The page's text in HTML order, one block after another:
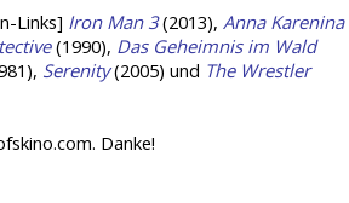
Links] Iron Man 3(2013), Anna Karenina
(1990), Das Geheimnis im Wald
Serenity(2005) und The Wrestler
Danke!